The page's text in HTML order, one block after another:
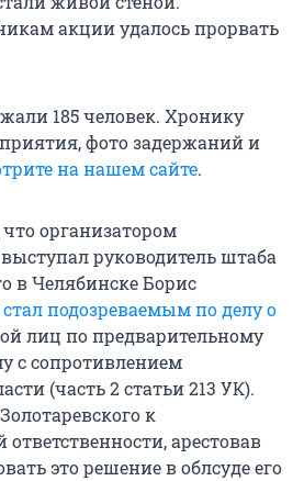
акции удалось прорвать
185 человек. Хронику
фото задержаний и
на нашем сайте.
организатором
руководитель штаба
в Челябинске Борис
подозреваемым по делу о
лиц по предварительному
с сопротивлением
(часть 2 статьи 213 УК).
к
арестовав
это решение в облсуде его